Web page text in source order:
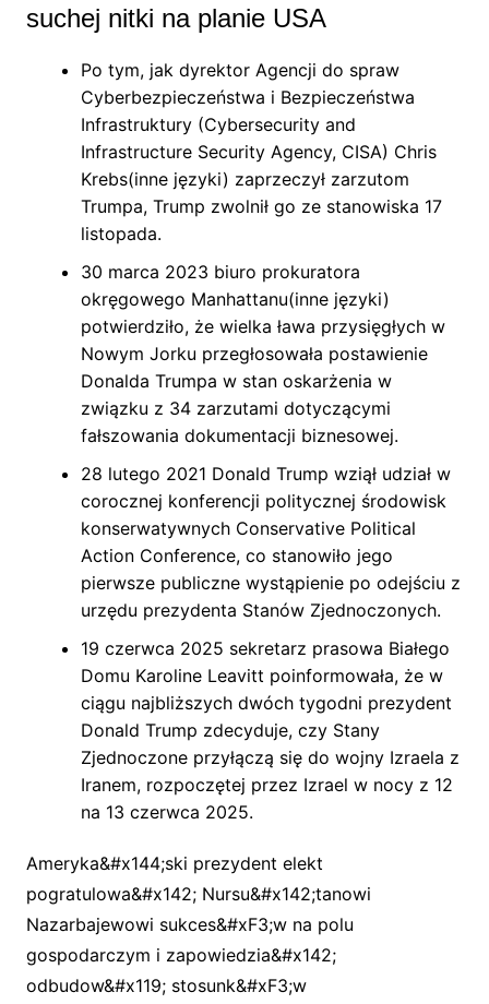
suchej nitki na planie USA
Po tym, jak dyrektor Agencji do spraw
Cyberbezpieczeństwa i Bezpieczeństwa
Infrastruktury (Cybersecurity and
Infrastructure Security Agency, CISA) Chris
Krebs (inne języki) zaprzeczył zarzutom
Trumpa, Trump zwolnił go ze stanowiska 17
listopada.
30 marca 2023 biuro prokuratora
okręgowego Manhattanu (inne języki)
potwierdziło, że wielka ława przysięgłych w
Nowym Jorku przegłosowała postawienie
Donalda Trumpa w stan oskarżenia w
związku z 34 zarzutami dotyczącymi
fałszowania dokumentacji biznesowej.
28 lutego 2021 Donald Trump wziął udział w
corocznej konferencji politycznej środowisk
konserwatywnych Conservative Political
Action Conference, co stanowiło jego
pierwsze publiczne wystąpienie po odejściu z
urzędu prezydenta Stanów Zjednoczonych.
19 czerwca 2025 sekretarz prasowa Białego
Domu Karoline Leavitt poinformowała, że w
ciągu najbliższych dwóch tygodni prezydent
Donald Trump zdecyduje, czy Stany
Zjednoczone przyłączą się do wojny Izraela z
Iranem, rozpoczętej przez Izrael w nocy z 12
na 13 czerwca 2025.
Ameryka&#x144;ski prezydent elekt
pogratulowa&#x142; Nursu&#x142;tanowi
Nazarbajewowi sukces&#xF3;w na polu
gospodarczym i zapowiedzia&#x142;
odbudow&#x119; stosunk&#xF3;w